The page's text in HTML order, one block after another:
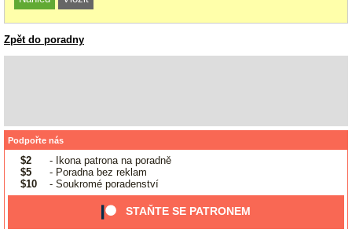
Zpět do poradny
Podpořte nás
$2
- Ikona patrona na poradně
$5
- Poradna bez reklam
$10
- Soukromé poradenství
STAŇTE SE PATRONEM